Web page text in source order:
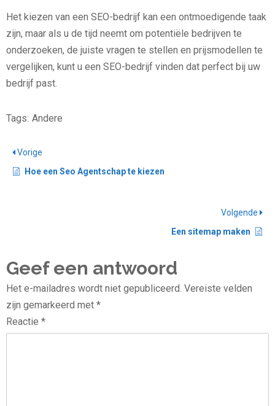
Het kiezen van een SEO-bedrijf kan een ontmoedigende taak
zijn, maar als u de tijd neemt om potentiële bedrijven te
onderzoeken, de juiste vragen te stellen en prijsmodellen te
vergelijken, kunt u een SEO-bedrijf vinden dat perfect bij uw
bedrijf past.
Tags: Andere
Vorige
Hoe een Seo Agentschap te kiezen
Volgende
Een sitemap maken
Geef een antwoord
Het e-mailadres wordt niet gepubliceerd. Vereiste velden
zijn gemarkeerd met *
Reactie *